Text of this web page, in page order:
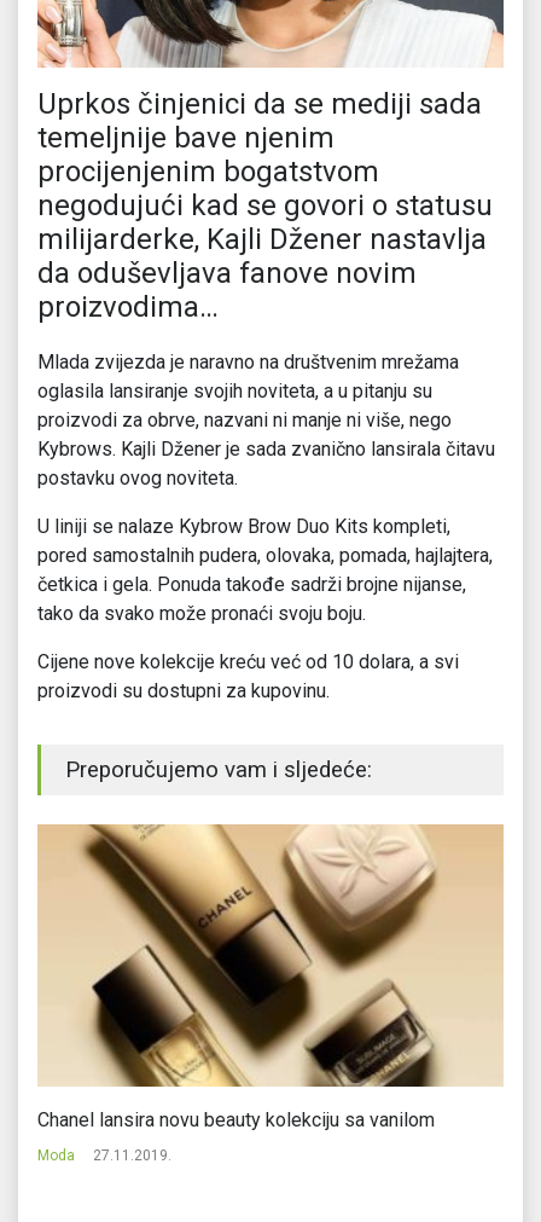
Uprkos činjenici da se mediji sada
temeljnije bave njenim
procijenjenim bogatstvom
negodujući kad se govori o statusu
milijarderke, Kajli Džener nastavlja
da oduševljava fanove novim
proizvodima…
Mlada zvijezda je naravno na društvenim mrežama
oglasila lansiranje svojih noviteta, a u pitanju su
proizvodi za obrve, nazvani ni manje ni više, nego
Kybrows. Kajli Džener je sada zvanično lansirala čitavu
postavku ovog noviteta.
U liniji se nalaze Kybrow Brow Duo Kits kompleti,
pored samostalnih pudera, olovaka, pomada, hajlajtera,
četkica i gela. Ponuda takođe sadrži brojne nijanse,
tako da svako može pronaći svoju boju.
Cijene nove kolekcije kreću već od 10 dolara, a svi
proizvodi su dostupni za kupovinu.
Preporučujemo vam i sljedeće:
Chanel lansira novu beauty kolekciju sa vanilom
Moda 27.11.2019.